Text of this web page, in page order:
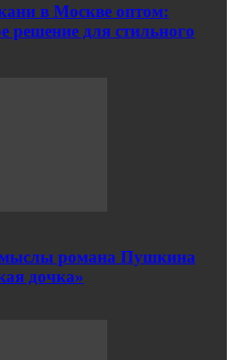
в Москве оптом:
решение для стильного
романа Пушкина
дочка»